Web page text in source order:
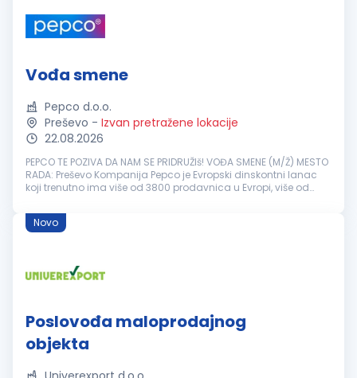
Vođa smene
Pepco d.o.o.
Preševo - Izvan pretražene lokacije
22.08.2026
PEPCO TE POZIVA DA NAM SE PRIDRUŽIš! VOĐA SMENE (M/Ž) MESTO
RADA: Preševo Kompanija Pepco je Evropski dinskontni lanac
koji trenutno ima više od 3800 prodavnica u Evropi, više od
se dinamičn...
Novo
Poslovođa maloprodajnog
objekta